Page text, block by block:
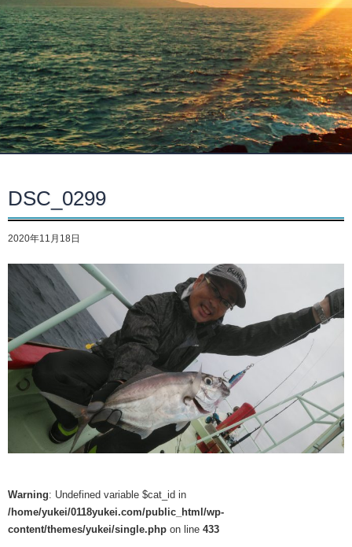
DSC_0299
2020年11月18日
Warning: Undefined variable $cat_id in
/home/yukei/0118yukei.com/public_html/wp-
content/themes/yukei/single.php on line 433